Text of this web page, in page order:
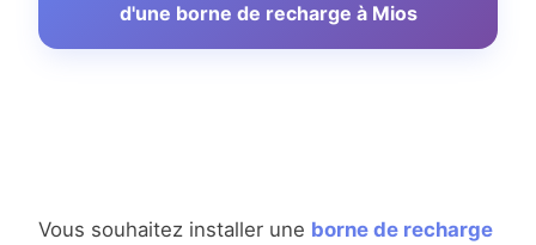
d'une borne de recharge à Mios
Vous souhaitez installer une borne de recharge